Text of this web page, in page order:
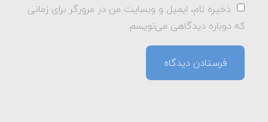
ذخیره نام، ایمیل و وبسایت من در مرورگر برای زمانی
که دوباره دیدگاهی می‌نویسم.